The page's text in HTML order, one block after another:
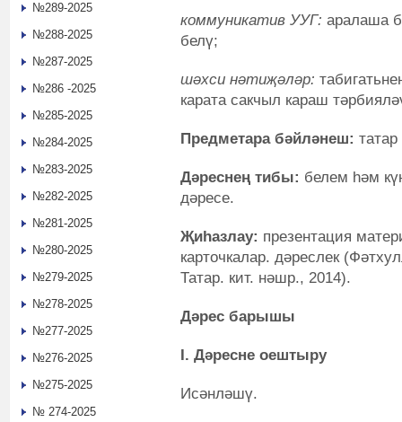
коммуникатив УУГ: аралаша
белү;
шәхси нәтиҗәләр:
карата сакчыл караш
Предметара бәйләнеш:
Дәреснең тибы: белем һәм
дәресе.
Җиһазлау: презентация
карточкалар. дәреслек
Татар. кит. нәшр., 2014).
Дәрес барышы
I. Дәресне оештыру
Исәнләшү.
№289-2025
№288-2025
№287-2025
№286 -2025
№285-2025
№284-2025
№283-2025
№282-2025
№281-2025
№280-2025
№279-2025
№278-2025
№277-2025
№276-2025
№275-2025
№ 274-2025